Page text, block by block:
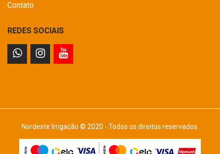
Contato
REDES SOCIAIS
Nordeste Irrigação © 2020 - Todos os direitos reservados.